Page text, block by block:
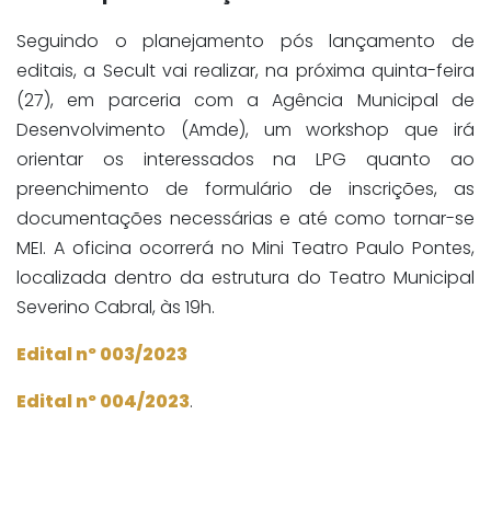
Seguindo o planejamento pós lançamento de
editais, a Secult vai realizar, na próxima quinta-feira
(27), em parceria com a Agência Municipal de
Desenvolvimento (Amde), um workshop que irá
orientar os interessados na LPG quanto ao
preenchimento de formulário de inscrições, as
documentações necessárias e até como tornar-se
MEI. A oficina ocorrerá no Mini Teatro Paulo Pontes,
localizada dentro da estrutura do Teatro Municipal
Severino Cabral, às 19h.
Edital nº 003/2023
Edital nº 004/2023.